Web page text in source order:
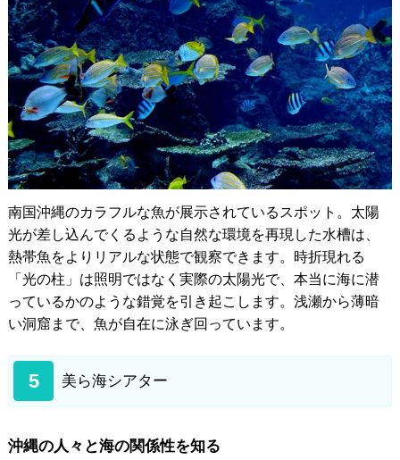
南国沖縄のカラフルな魚が展示されているスポット。太陽
光が差し込んでくるような自然な環境を再現した水槽は、
熱帯魚をよりリアルな状態で観察できます。時折現れる
「光の柱」は照明ではなく実際の太陽光で、本当に海に潜
っているかのような錯覚を引き起こします。浅瀬から薄暗
い洞窟まで、魚が自在に泳ぎ回っています。
5 美ら海シアター
沖縄の人々と海の関係性を知る